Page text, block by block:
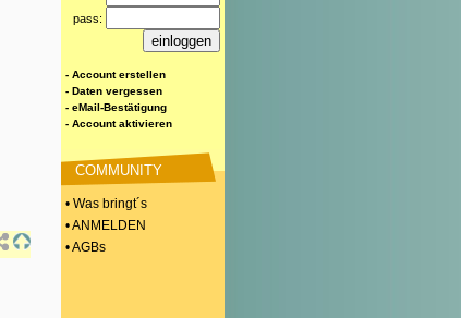
pass:
- Account erstellen
- Daten vergessen
- eMail-Bestätigung
- Account aktivieren
COMMUNITY
• Was bringt´s
• ANMELDEN
• AGBs